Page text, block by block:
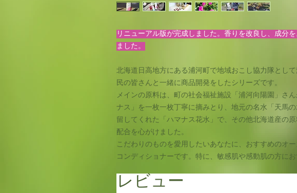
リニューアル版が完成しました。香りを改良し、成分
ました。
北海道日高地方にある浦河町で地域おこし協力隊とし
民の皆さんと一緒に商品開発をしたシリーズです。
メインの原料は、町の社会福祉施設「浦河向陽園」さ
ナス」を一枚一枚丁寧に摘みとり、地元の名水「天馬
留してくれた「ハマナス花水」で、その他北海道産の
配合を心がけました。
こだわりのものを愛用したいあなたに、おすすめのオ
コンディショナーです。​特に、敏感肌や感動肌の方にお
レビュー